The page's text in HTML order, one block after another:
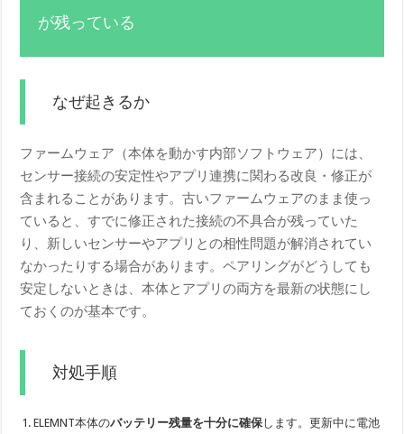
が残っている
なぜ起きるか
ファームウェア（本体を動かす内部ソフトウェア）には、
センサー接続の安定性やアプリ連携に関わる改良・修正が
含まれることがあります。古いファームウェアのまま使っ
ていると、すでに修正された接続の不具合が残っていた
り、新しいセンサーやアプリとの相性問題が解消されてい
なかったりする場合があります。ペアリングがどうしても
安定しないときは、本体とアプリの両方を最新の状態にし
ておくのが基本です。
対処手順
ELEMNT本体のバッテリー残量を十分に確保します。更新中に電池